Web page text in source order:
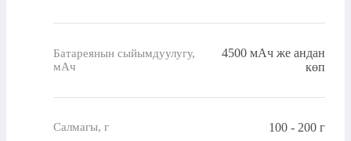
Батареянын сыйымдуулугу,
мАч
4500 мАч же андан
көп
Салмагы, г 100 - 200 г